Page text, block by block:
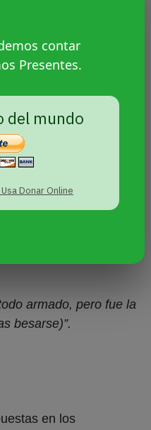
contar
Presentes.
del mundo
Donar Online
pero todavía
Rush. Todavía lloro
armado, pero fue la
besarse)”.
en los